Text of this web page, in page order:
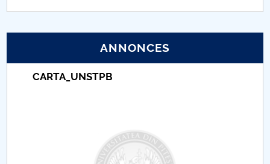
Proiect (PRIM STUD)
Proiect SU-ETIC
Université pour la communauté
ANNONCES
CARTA_UNSTPB